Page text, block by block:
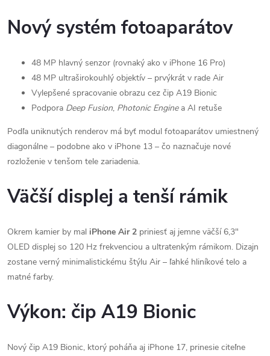
Nový systém fotoaparátov
48 MP hlavný senzor (rovnaký ako v iPhone 16 Pro)
48 MP ultraširokouhlý objektív – prvýkrát v rade Air
Vylepšené spracovanie obrazu cez čip A19 Bionic
Podpora Deep Fusion, Photonic Enginea AI retuše
Podľa uniknutých renderov má byť modul fotoaparátov umiestnený
diagonálne – podobne ako v iPhone 13 – čo naznačuje nové
rozloženie v tenšom tele zariadenia.
Väčší displej a tenší rámik
Okrem kamier by mal iPhone Air 2 priniesť aj jemne väčší 6,3"
OLED displej so 120 Hz frekvenciou a ultratenkým rámikom. Dizajn
zostane verný minimalistickému štýlu Air – ľahké hliníkové telo a
matné farby.
Výkon: čip A19 Bionic
Nový čip A19 Bionic, ktorý poháňa aj iPhone 17, prinesie citeľne